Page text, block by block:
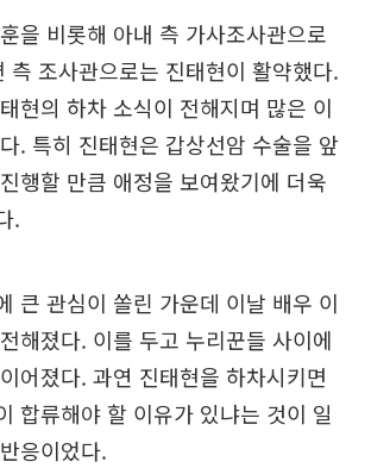
을 비롯해 아내 측 가사조사관으로
측 조사관으로는 진태현이 활약했다.
현의 하차 소식이 전해지며 많은 이
. 특히 진태현은 갑상선암 수술을 앞
행할 만큼 애정을 보여왔기에 더욱
.
큰 관심이 쏠린 가운데 이날 배우 이
해졌다. 이를 두고 누리꾼들 사이에
어졌다. 과연 진태현을 하차시키면
합류해야 할 이유가 있냐는 것이 일
응이었다.